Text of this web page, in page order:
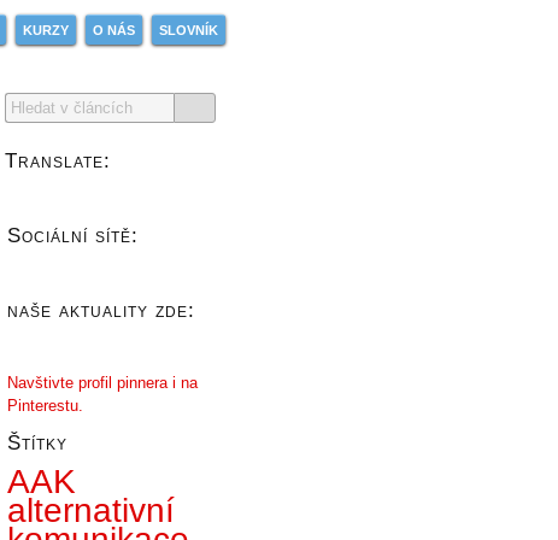
KURZY O NÁS SLOVNÍK
Translate:
Sociální sítě:
naše aktuality zde:
Navštivte profil pinnera i na
Pinterestu.
Štítky
AAK
alternativní